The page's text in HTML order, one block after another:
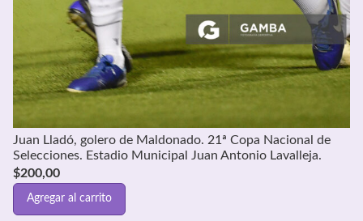
Juan Lladó, golero de Maldonado. 21ª Copa Nacional de
Selecciones. Estadio Municipal Juan Antonio Lavalleja.
$200,00
Agregar al carrito